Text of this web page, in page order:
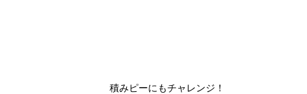
積みピーにもチャレンジ！